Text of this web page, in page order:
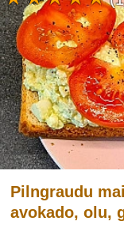
Pilngraudu
avokado, olu,